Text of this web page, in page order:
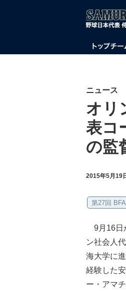
ニュース
オリ
表コ
の監
2015年5月19
第27回
9月16日
ン社会人
海大学に
経験した
ー・アマ